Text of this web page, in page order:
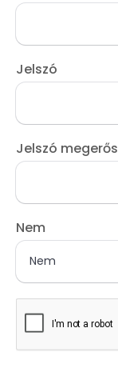
Jelszó
Jelszó
Nem